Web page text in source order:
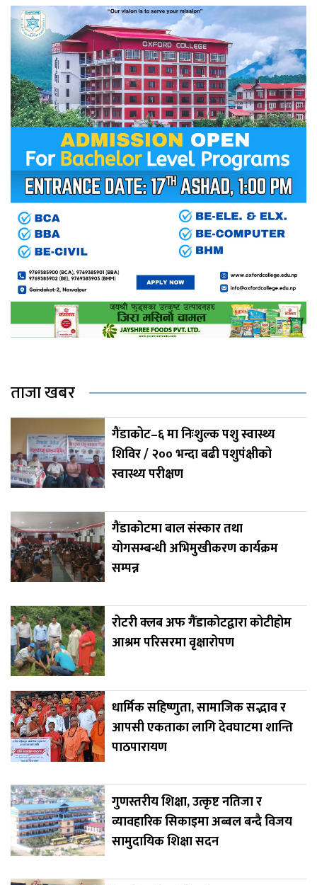
ताजा खबर
गैंडाकोट–६ मा निःशुल्क पशु स्वास्थ्य
शिविर / २०० भन्दा बढी पशुपंक्षीको
स्वास्थ्य परीक्षण
गैंडाकोटमा बाल संस्कार तथा
योगसम्बन्धी अभिमुखीकरण कार्यक्रम
सम्पन्न
रोटरी क्लब अफ गैंडाकोटद्वारा कोटीहोम
आश्रम परिसरमा वृक्षारोपण
धार्मिक सहिष्णुता, सामाजिक सद्भाव र
आपसी एकताका लागि देवघाटमा शान्ति
पाठपारायण
गुणस्तरीय शिक्षा, उत्कृष्ट नतिजा र
व्यावहारिक सिकाइमा अब्बल बन्दै विजय
सामुदायिक शिक्षा सदन